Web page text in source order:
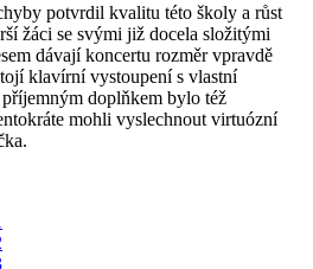
potvrdil kvalitu této školy a růst
žáci se svými již docela složitými
dávají koncertu rozměr vpravdě
klavírní vystoupení s vlastní
doplňkem bylo též
mohli vyslechnout virtuózní